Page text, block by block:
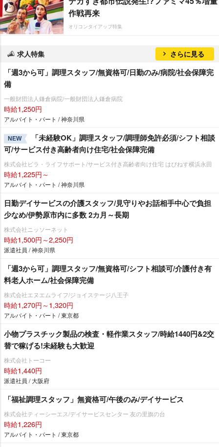
作戦再来
オリコンタイアップ特集
求人特集 さらに見る
「週3から可」調理スタッフ/無資格可/日勤のみ/病院/社会保障完
備
一般財団法人鎌倉病院/一般財団法人鎌倉病院
時給1,250円
アルバイト・パート / 神奈川県
NEW
「未経験OK」調理スタッフ/調理師免許必須/シフト相談
可/サービス付き高齢者向け住宅/社会保障完備
株式会社ビラ・ライフサポート/サービス付き高齢者向け住宅 はぴねす横浜永田
時給1,225円～
アルバイト・パート / 神奈川県
日勤デイサービスの介護スタッフ/見守りやお話相手中心で負担
少なめ/伊勢原市内に多数 2カ月～長期
株式会社ニッソーネット
時給1,500円～2,250円
派遣社員 / 神奈川県
「週3から可」調理スタッフ/無資格可/シフト相談可/介護付き有
料老人ホーム/社会保障完備
株式会社エヌエムライフ/ジョイステージ八王子
時給1,270円～1,320円
アルバイト・パート / 東京都
小物プラスチック製品の検査・軽作業スタッフ/時給1440円&2交
替で稼げる!未経験も大歓迎
株式会社トーコー
時給1,440円
派遣社員 / 大阪府
「福祉調理スタッフ」無資格可/午後のみ/デイサービス
株式会社ティーシーエス/デイサービスセンター 友の里旗の台
時給1,226円
アルバイト・パート / 東京都